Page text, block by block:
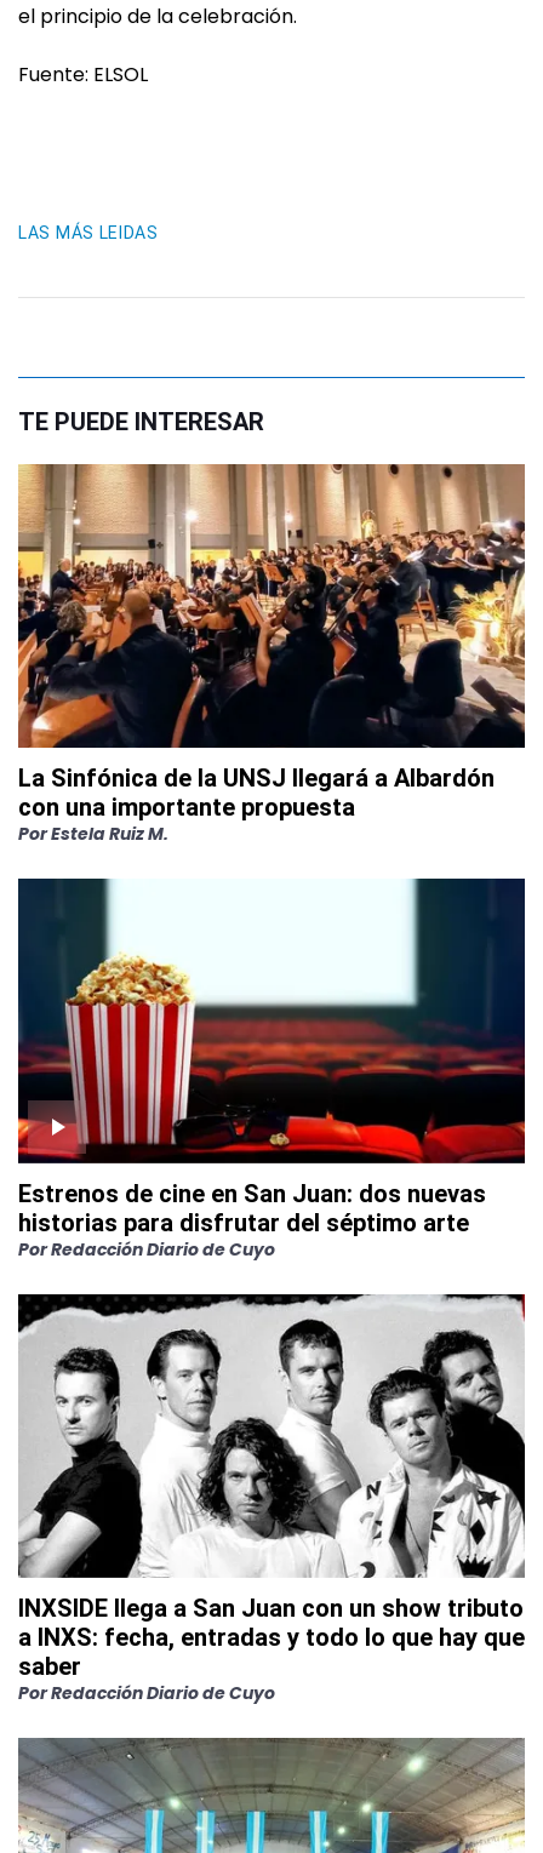
el principio de la celebración.
Fuente: ELSOL
LAS MÁS LEIDAS
TE PUEDE INTERESAR
La Sinfónica de la UNSJ llegará a Albardón
con una importante propuesta
PorEstela Ruiz M.
Estrenos de cine en San Juan: dos nuevas
historias para disfrutar del séptimo arte
PorRedacción Diario de Cuyo
INXSIDE llega a San Juan con un show tributo
a INXS: fecha, entradas y todo lo que hay que
saber
PorRedacción Diario de Cuyo